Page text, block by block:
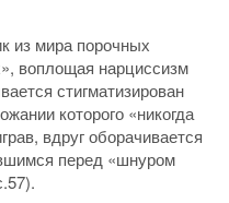
из мира порочных
воплощая нарциссизм
стигматизирован
которого «никогда
вдруг оборачивается
перед «шнуром